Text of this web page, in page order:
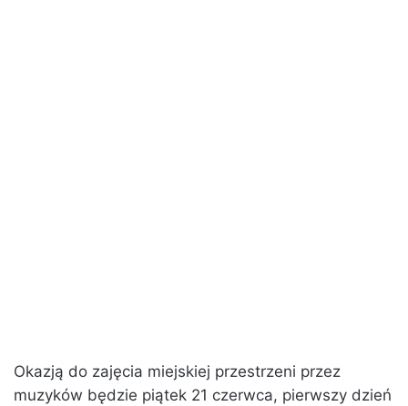
Okazją do zajęcia miejskiej przestrzeni przez
muzyków będzie piątek 21 czerwca, pierwszy dzień